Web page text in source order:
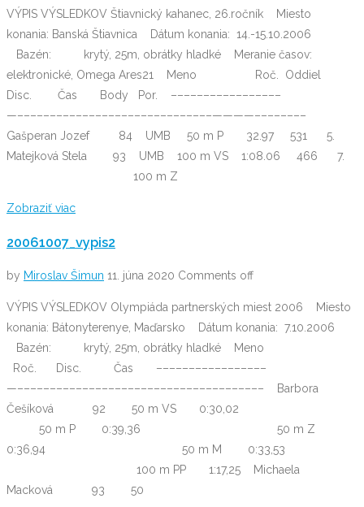
VÝPIS VÝSLEDKOV Štiavnický kahanec, 26.ročník Miesto
konania: Banská Štiavnica Dátum konania: 14.-15.10.2006
Bazén: krytý, 25m, obrátky hladké Meranie časov:
elektronické, Omega Ares21 Meno Roč. Oddiel
Disc. Čas Body Por. –––––––––––––––––
—––––––––––––––––––––––––––––––————––––––––
Gašperan Jozef 84 UMB 50 m P 32.97 531 5.
Matejková Stela 93 UMB 100 m VS 1:08.06 466 7.
100 m Z
Zobraziť viac
20061007_vypis2
by Miroslav Šimun 11. júna 2020 Comments off
VÝPIS VÝSLEDKOV Olympiáda partnerských miest 2006 Miesto
konania: Bátonyterenye, Maďarsko Dátum konania: 7.10.2006
Bazén: krytý, 25m, obrátky hladké Meno
Roč. Disc. Čas –––––––––––––––––
—–––––––––––––––––––––––––––––––––––––– Barbora
Češíková 92 50 m VS 0:30,02
50 m P 0:39,36 50 m Z
0:36,94 50 m M 0:33,53
100 m PP 1:17,25 Michaela
Macková 93 50